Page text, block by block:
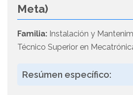
Meta)
Familia: Instalación y
Técnico Superior en
Resúmen específico: